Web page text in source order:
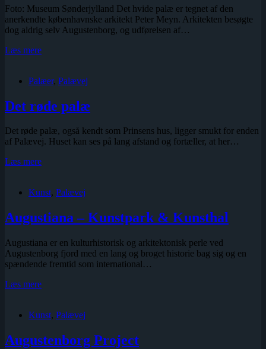
Foto: Museum Sønderjylland Det hvide palæ er tegnet af den
anerkendte københavnske arkitekt Peter Meyn. Arkitekten besøgte
dog aldrig selv Augustenborg, og udførelsen af…
Læs mereDet
Palæer, Palævej
Det røde palæ
Det røde palæ, også kendt som Prinsens hus, ligger smukt for enden
af Palævej. Huset kan ses på lang afstand og fortæller, at her…
Læs mereDet
Kunst, Palævej
Augustiana – Kunstpark & Kunsthal
Augustiana er en kulturhistorisk og arkitektonisk perle ved
Augustenborg fjord med en lang og broget historie bag sig og en
spændende fremtid som international…
Læs mereAugustiana
&
Kunst, Palævej
Augustenborg Project